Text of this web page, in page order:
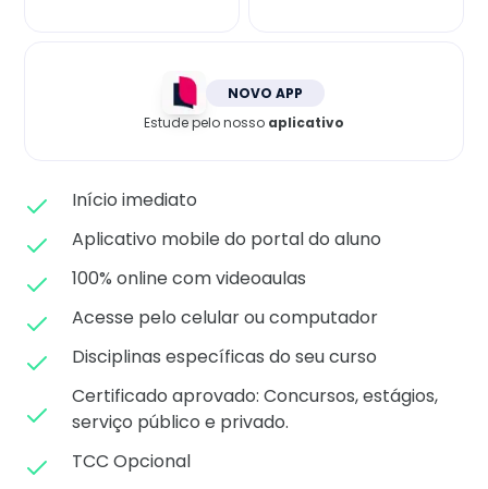
NOVO APP
Estude pelo nosso aplicativo
Início imediato
Aplicativo mobile do portal do aluno
100% online com videoaulas
Acesse pelo celular ou computador
Disciplinas específicas do seu curso
Certificado aprovado: Concursos, estágios,
serviço público e privado.
TCC Opcional